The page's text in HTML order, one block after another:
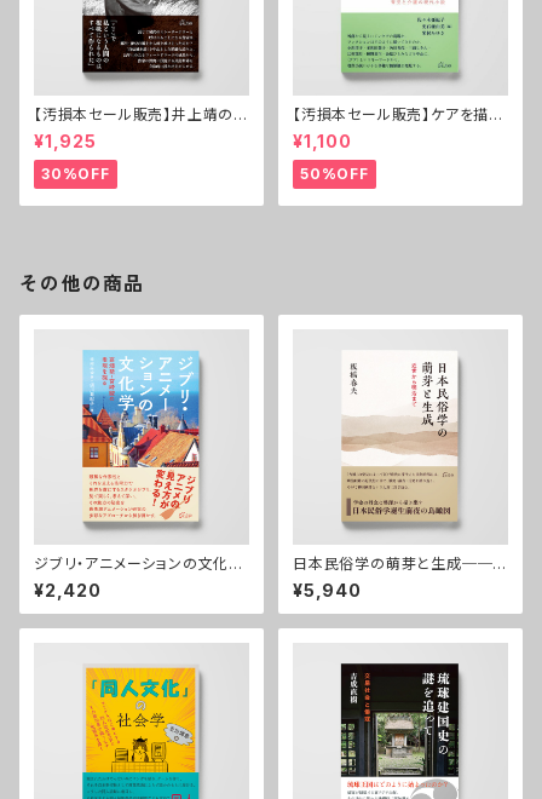
【汚損本セール販売】井上靖の原
郷──伏流する民俗世界
¥1,925
30%OFF
【汚損本セール販売】ケアを描く
──育児と介護の現代小説
¥1,100
50%OFF
その他の商品
ジブリ・アニメーションの文化学
──高畑勲・宮崎駿の表現を探
る
¥2,420
日本民俗学の萌芽と生成──
近世から明治まで
¥5,940